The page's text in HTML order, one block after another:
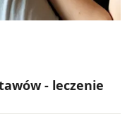
- leczenie